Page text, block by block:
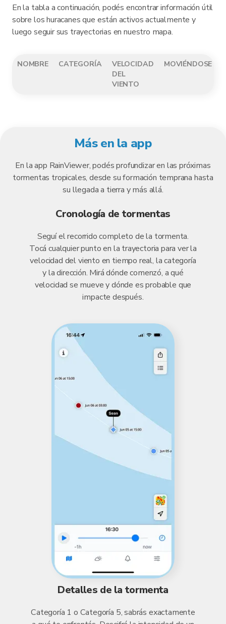
En la tabla a continuación, podés encontrar información útil
sobre los huracanes que están activos actualmente y
luego seguir sus trayectorias en nuestro mapa.
NOMBRE CATEGORÍA
VELOCIDAD
DEL
VIENTO
MOVIÉNDOSE
Más en la app
En la app RainViewer, podés profundizar en las próximas
tormentas tropicales, desde su formación temprana hasta
su llegada a tierra y más allá.
Cronología de tormentas
Seguí el recorrido completo de la tormenta.
Tocá cualquier punto en la trayectoria para ver la
velocidad del viento en tiempo real, la categoría
y la dirección. Mirá dónde comenzó, a qué
velocidad se mueve y dónde es probable que
impacte después.
Detalles de la tormenta
Categoría 1 o Categoría 5, sabrás exactamente